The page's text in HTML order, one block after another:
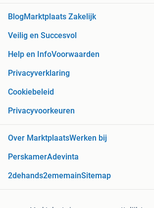
BlogMarktplaats Zakelijk
Veilig en Succesvol
Help en InfoVoorwaarden
Privacyverklaring
Cookiebeleid
Privacyvoorkeuren
Over MarktplaatsWerken bij
PerskamerAdevinta
2dehands2ememainSitemap